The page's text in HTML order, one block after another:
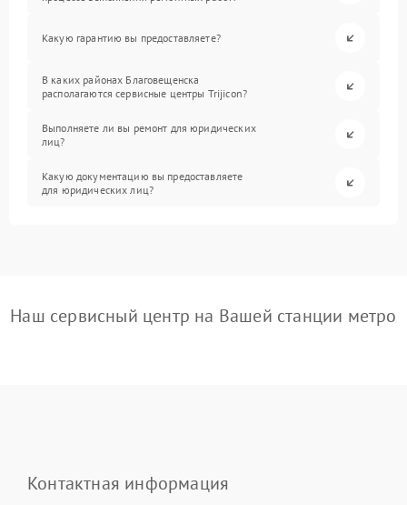
Какую гарантию вы предоставляете?
В каких районах Благовещенска
располагаются сервисные центры Trijicon?
Выполняете ли вы ремонт для юридических
лиц?
Какую документацию вы предоставляете
для юридических лиц?
Наш сервисный центр на Вашей станции метро
Контактная информация